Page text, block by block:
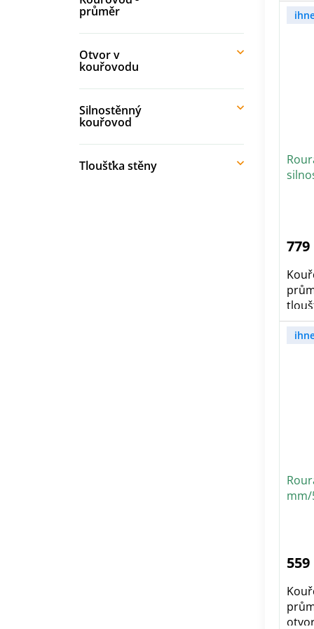
průměr
Otvor v
kouřovodu
Silnostěnný
kouřovod
Tloušťka stěny
5,0
z
5
779
mm/
559